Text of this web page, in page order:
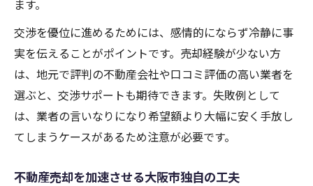
ます。
交渉を優位に進めるためには、感情的にならず冷静に事
実を伝えることがポイントです。売却経験が少ない方
は、地元で評判の不動産会社や口コミ評価の高い業者を
選ぶと、交渉サポートも期待できます。失敗例として
は、業者の言いなりになり希望額より大幅に安く手放し
てしまうケースがあるため注意が必要です。
不動産売却を加速させる大阪市独自の工夫